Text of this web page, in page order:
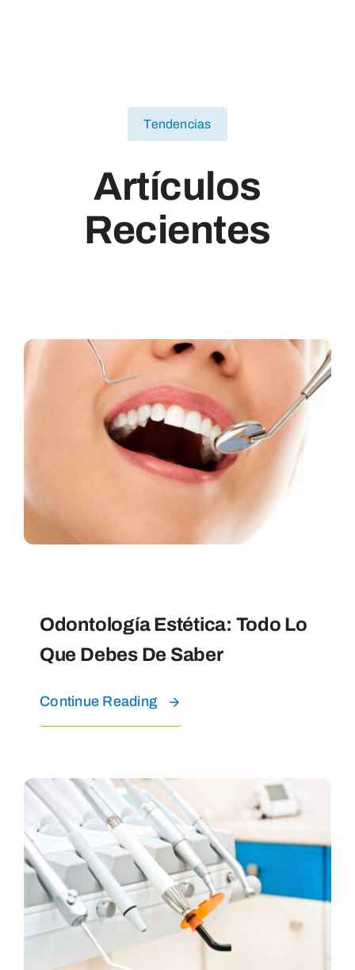
Tendencias
Artículos
Recientes
Odontología Estética: Todo Lo
Que Debes De Saber
Continue Reading